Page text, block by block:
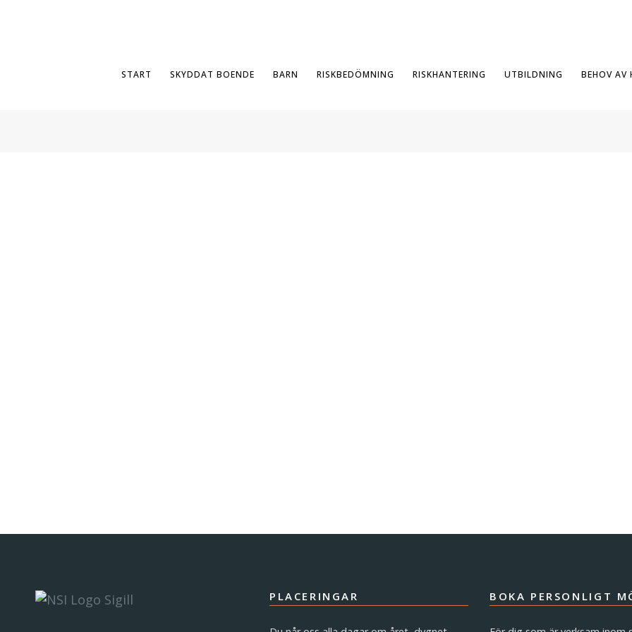
START SKYDDAT BOENDE BARN RISKBEDÖMNING RISKHANTERING UTBILDNING BEHOV AV
PLACERINGAR BOKA PERSONLIGT